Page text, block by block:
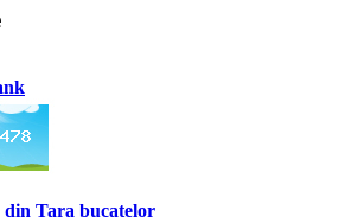
din Tara bucatelor